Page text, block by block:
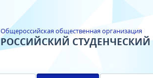
Общероссийская общественная организация
РОССИЙСКИЙ